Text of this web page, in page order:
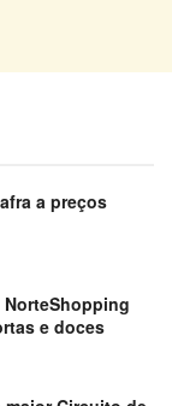
a preços
e doces